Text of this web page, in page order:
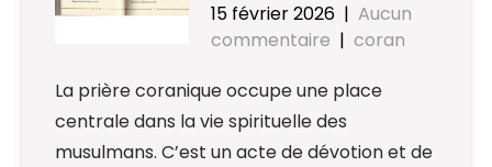
15 février 2026 | Aucun
commentaire | coran
La prière coranique occupe une place
centrale dans la vie spirituelle des
musulmans. C’est un acte de dévotion et de